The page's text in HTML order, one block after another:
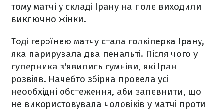
тому матчі у складі Ірану на поле виходили
виключно жінки.
Тоді героїнею матчу стала голкіперка Ірану,
яка парирувала два пенальті. Після чого у
суперника з'явились сумніви, які Іран
розвіяв. Начебто збірна провела усі
неообхідні обстеження, аби запевнити, що
не використовувала чоловіків у матчі проти